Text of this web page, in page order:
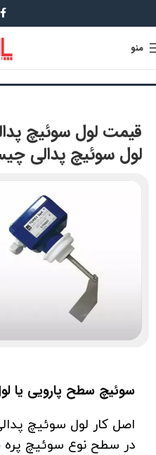
منو
قیمت لول سوئیچ
لول سوئیچ پدالی
سوئیچ سطح پارویی یا
اصل کار لول سوئیچ
در سطح نوع سوئیچ پره